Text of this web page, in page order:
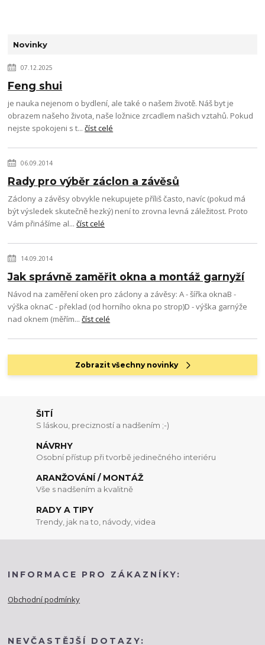
Novinky
07.12.2025
Feng shui
je nauka nejenom o bydlení, ale také o našem životě. Náš byt je
obrazem našeho života, naše ložnice zrcadlem našich vztahů. Pokud
nejste spokojeni s t...číst celé
06.09.2014
Rady pro výběr záclon a závěsů
Záclony a závěsy obvykle nekupujete příliš často, navíc (pokud má
být výsledek skutečně hezký) není to zrovna levná záležitost. Proto
Vám přinášíme al...číst celé
14.09.2014
Jak správně zaměřit okna a montáž garnyží
Návod na zaměření oken pro záclony a závěsy: A - šířka oknaB -
výška oknaC - překlad (od horního okna po strop)D - výška garnýže
nad oknem (měřím...číst celé
Zobrazit všechny novinky
ŠITÍ
S láskou, precizností a nadšením ;-)
NÁVRHY
Osobní přístup při tvorbě jedinečného interiéru
ARANŽOVÁNÍ / MONTÁŽ
Vše s nadšením a kvalitně
RADY A TIPY
Trendy, jak na to, návody, videa
INFORMACE PRO ZÁKAZNÍKY:
Obchodní podmínky
NEVČASTĚJŠÍ DOTAZY: